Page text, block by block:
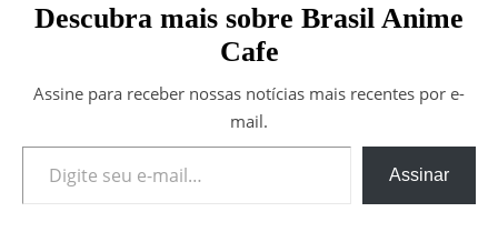
Descubra mais sobre Brasil Anime
Cafe
Assine para receber nossas notícias mais recentes por e-
mail.
Digite seu e-mail…
Assinar